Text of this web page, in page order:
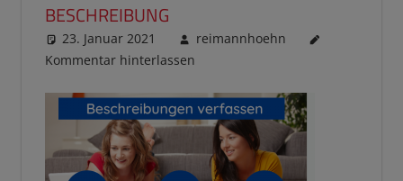
BESCHREIBUNG
23. Januar 2021
reimannhoehn
Kommentar hinterlassen